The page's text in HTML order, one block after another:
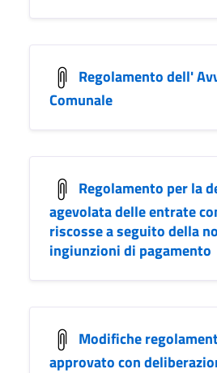
Regolamento dell'
Comunale
Regolamento per la
agevolata delle entrate
riscosse a seguito della
ingiunzioni di pagamento
Modifiche
approvato con